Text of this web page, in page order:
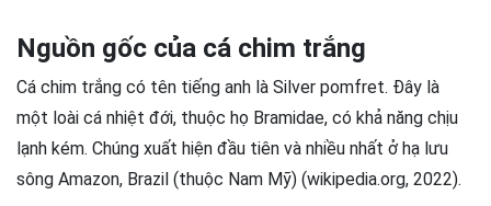
Nguồn gốc của cá chim trắng
Cá chim trắng có tên tiếng anh là Silver pomfret. Đây là
một loài cá nhiệt đới, thuộc họ Bramidae, có khả năng chịu
lạnh kém. Chúng xuất hiện đầu tiên và nhiều nhất ở hạ lưu
sông Amazon, Brazil (thuộc Nam Mỹ) (wikipedia.org, 2022).